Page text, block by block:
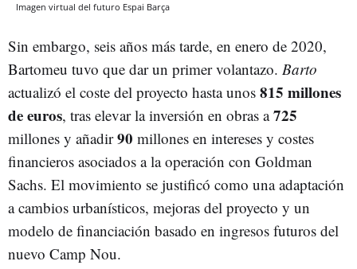
Imagen virtual del futuro Espai Barça
Sin embargo, seis años más tarde, en enero de 2020,
Bartomeu tuvo que dar un primer volantazo. Barto
actualizó el coste del proyecto hasta unos 815 millones
de euros, tras elevar la inversión en obras a725
millones y añadir90 millones en intereses y costes
financieros asociados a la operación con Goldman
Sachs. El movimiento se justificó como una adaptación
a cambios urbanísticos, mejoras del proyecto y un
modelo de financiación basado en ingresos futuros del
nuevo Camp Nou.